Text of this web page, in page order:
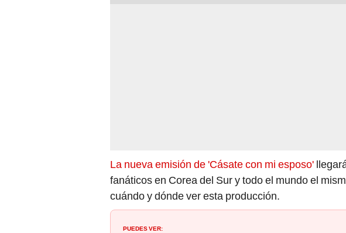
La nueva emisión de 'Cásate con mi esposo'
fanáticos en Corea del Sur y todo el mundo el
cuándo y dónde ver esta producción.
PUEDES VER: